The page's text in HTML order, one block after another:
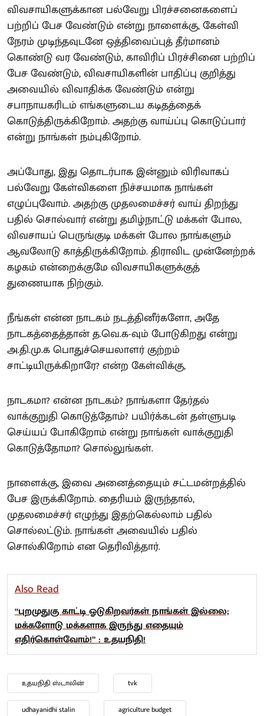
விவசாயிகளுக்கான பல்வேறு பிரச்சனைகளைப்
பற்றிப் பேச வேண்டும் என்று நாளைக்கு, கேள்வி
நேரம் முடிந்தவுடனே ஒத்திவைப்புத் தீர்மானம்
கொண்டு வர வேண்டும், காவிரிப் பிரச்சினை பற்றிப்
பேச வேண்டும், விவசாயிகளின் பாதிப்பு குறித்து
அவையில் விவாதிக்க வேண்டும் என்று
சபாநாயகரிடம் எங்களுடைய கடிதத்தைக்
கொடுத்திருக்கிறோம். அதற்கு வாய்ப்பு கொடுப்பார்
என்று நாங்கள் நம்புகிறோம்.
அப்போது, இது தொடர்பாக இன்னும் விரிவாகப்
பல்வேறு கேள்விகளை நிச்சயமாக நாங்கள்
எழுப்புவோம். அதற்கு முதலமைச்சர் வாய் திறந்து
பதில் சொல்வார் என்று தமிழ்நாட்டு மக்கள் போல,
விவசாயப் பெருங்குடி மக்கள் போல நாங்களும்
ஆவலோடு காத்திருக்கிறோம். திராவிட முன்னேற்றக்
கழகம் என்றைக்குமே விவசாயிகளுக்குத்
துணையாக நிற்கும்.
நீங்கள் என்ன நாடகம் நடத்தினீர்களோ, அதே
நாடகத்தைத்தான் த.வெ.க-வும் போடுகிறது என்று
அ.தி.மு.க பொதுச்செயலாளர் குற்றம்
சாட்டியிருக்கிறாரே? என்ற கேள்விக்கு,
நாடகமா? என்ன நாடகம்? நாங்களா தேர்தல்
வாக்குறுதி கொடுத்தோம்? பயிர்க்கடன் தள்ளுபடி
செய்யப் போகிறோம் என்று நாங்கள் வாக்குறுதி
கொடுத்தோமா? சொல்லுங்கள்.
நாளைக்கு, இவை அனைத்தையும் சட்டமன்றத்தில்
பேச இருக்கிறோம். தைரியம் இருந்தால்,
முதலமைச்சர் எழுந்து இதற்கெல்லாம் பதில்
சொல்லட்டும். நாங்கள் அவையில் பதில்
சொல்கிறோம் என தெரிவித்தார்.
Also Read
“புறமுதுகு காட்டி ஓடுகிறவர்கள் நாங்கள் இல்லை;
மக்களோடு மக்களாக இருந்து எதையும்
எதிர்கொள்வோம்!” : உதயநிதி!
உதயநிதி ஸ்டாலின் tvk
udhayanidhi stalin agriculture budget